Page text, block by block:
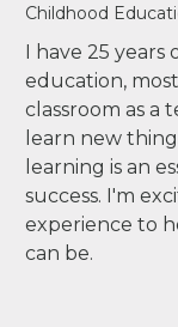
Childhood
I have 25 years
education,
classroom as a
learn new
learning is an
success. I'm
experience to
can be.